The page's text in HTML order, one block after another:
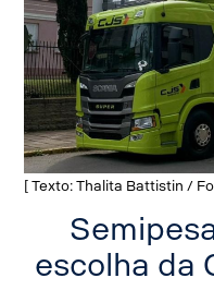
[ Texto: Thalita Battistin /
escolha da